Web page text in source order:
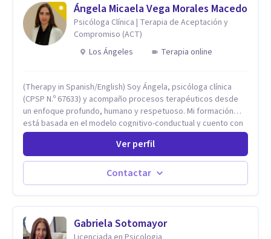
Ángela Micaela Vega Morales Macedo
Psicóloga Clínica | Terapia de Aceptación y
Compromiso (ACT)
Los Ángeles
Terapia online
(Therapy in Spanish/English) Soy Ángela, psicóloga clínica
(CPSP N.º 67633) y acompaño procesos terapéuticos desde
un enfoque profundo, humano y respetuoso. Mi formación
está basada en el modelo cognitivo-conductual y cuento con
especialización en Terapia de Aceptación y Compromiso
(ACT), formada en Fundación Foro, Argentina. Estos estudios,
junto con mi desarrollo profesional, me han permitido
construir una base sólida desde la cual acompaño cada
proceso con sensibilidad, criterio clínico y una mirada
busco eliminar el malestar, sino transformar la relación que
tienes con lo que sientes y piensas. Acompaño a que puedas
Ver perfil
Contactar
Gabriela Sotomayor